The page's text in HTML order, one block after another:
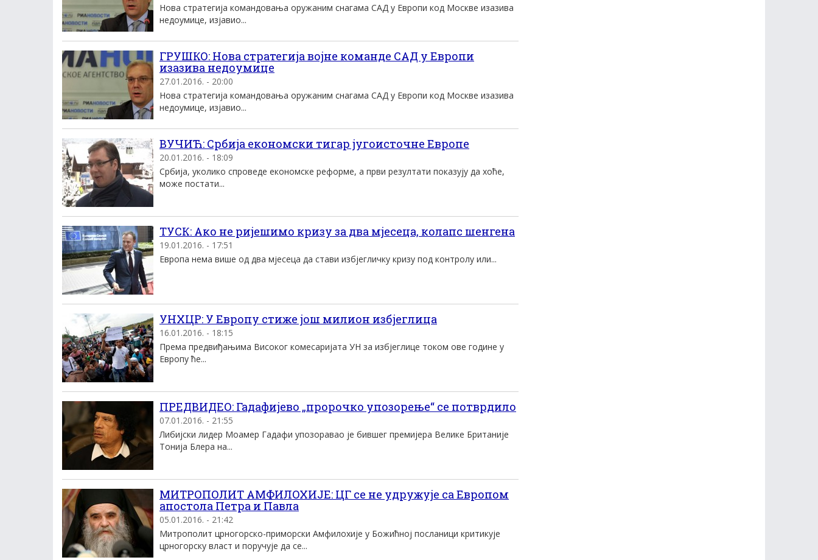
Нова стратегија командовања оружаним снагама САД у Европи код Москве изазива
недоумице, изјавио...
ГРУШКО: Нова стратегија војне команде САД у Европи
изазива недоумице
27.01.2016. - 20:00
Нова стратегија командовања оружаним снагама САД у Европи код Москве изазива
недоумице, изјавио...
ВУЧИЋ: Србија економски тигар југоисточне Европе
20.01.2016. - 18:09
Србија, уколико спроведе економске реформе, а први резултати показују да хоће,
може постати...
ТУСК: Ако не ријешимо кризу за два мјесеца, колапс шенгена
19.01.2016. - 17:51
Европа нема више од два мјесеца да стави избјегличку кризу под контролу или...
УНХЦР: У Европу стиже још милион избјеглица
16.01.2016. - 18:15
Према предвиђањима Високог комесаријата УН за избјеглице током ове године у
Европу ће...
ПРЕДВИДЕО: Гадафијево „пророчко упозорење“ се потврдило
07.01.2016. - 21:55
Либијски лидер Моамер Гадафи упозоравао је бившег премијера Велике Британије
Тонија Блера на...
МИТРОПОЛИТ АМФИЛОХИЈЕ: ЦГ се не удружуjе са Eвропом
апостола Петра и Павла
05.01.2016. - 21:42
Mитрополит црногорско-приморски Aмфилохиjе у Божићноj посланици критикуjе
црногорску власт и поручуjе да се...